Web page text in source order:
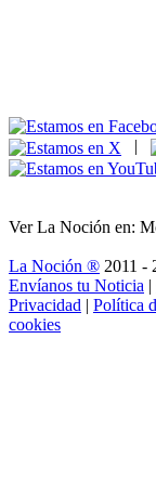
Ver La Noción en:
La Noción ® 2011 -
Envíanos tu Noticia |
Privacidad | Política
cookies